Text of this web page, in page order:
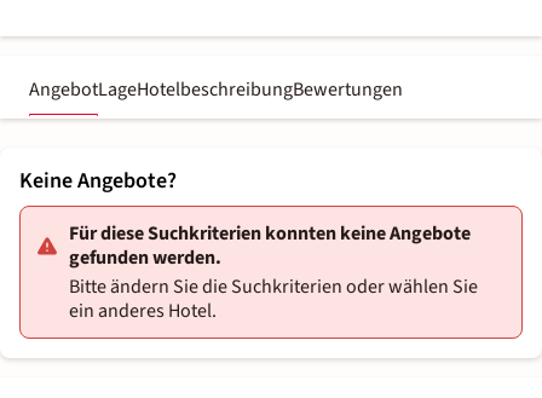
AngebotLageHotelbeschreibungBewertungen
Keine Angebote?
Für diese Suchkriterien konnten keine Angebote
gefunden werden.
Bitte ändern Sie die Suchkriterien oder wählen Sie
ein anderes Hotel.